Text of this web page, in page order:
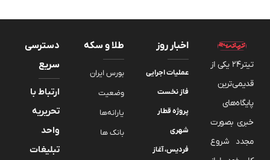
تیتر24 یکی از
قدیمی‌ترین
پایگاه‌های
خبری بصورت
مجدد شروع
اخبار روز
عملیات اجرایی
فاز نخست
پروژه قطار
شهری
فردیس، آغاز
طلا و سکه
بورس ایران
وضعیت
یارانه‌ها
بانک ها
دسترسی
سریع
ارتباط با
تحریریه
واحد
تبلیغات